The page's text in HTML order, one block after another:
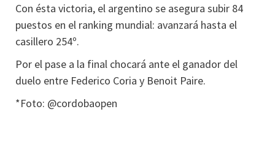
Con ésta victoria, el argentino se asegura subir 84
puestos en el ranking mundial: avanzará hasta el
casillero 254º.
Por el pase a la final chocará ante el ganador del
duelo entre Federico Coria y Benoit Paire.
*Foto: @cordobaopen